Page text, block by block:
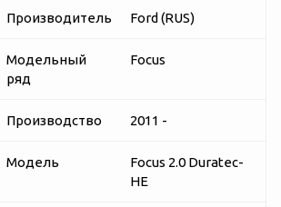
Производитель Ford (RUS)
Модельный
ряд
Focus
Производство 2011 -
Модель
Focus 2.0 Duratec-
HE